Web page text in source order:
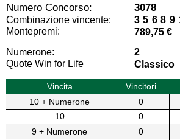
Numero Concorso: 3078
Combinazione vincente:
3 5 6 8 9
Montepremi:
789,75 €
Numerone:
2
Quote Win for Life
Classico
Vincita Vincitori
10 + Numerone
0
10
0
9 + Numerone
0